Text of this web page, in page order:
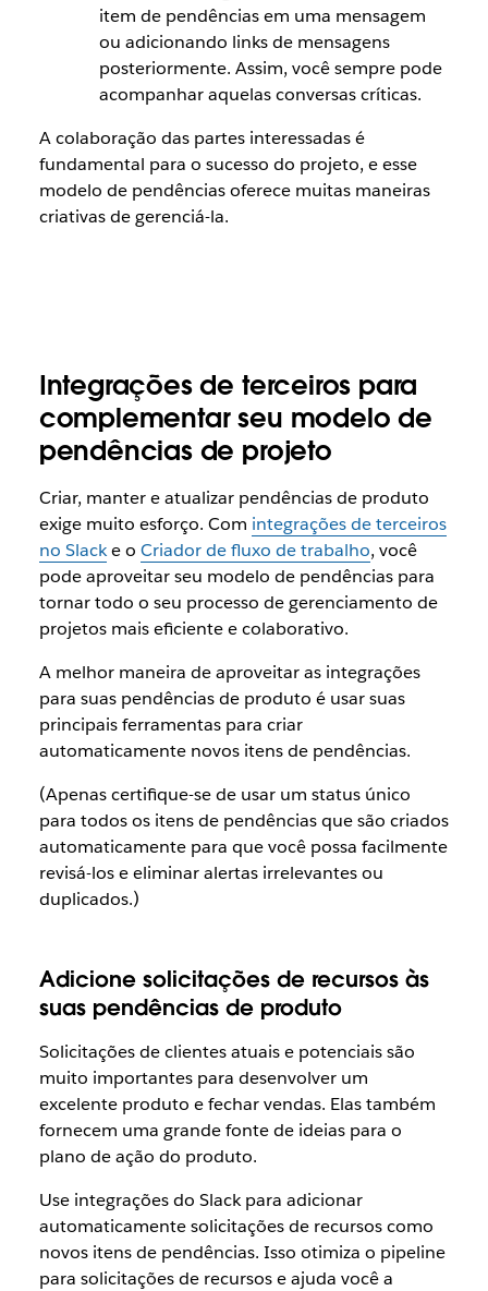
item de pendências em uma mensagem
ou adicionando links de mensagens
posteriormente. Assim, você sempre pode
acompanhar aquelas conversas críticas.
A colaboração das partes interessadas é
fundamental para o sucesso do projeto, e esse
modelo de pendências oferece muitas maneiras
criativas de gerenciá-la.
Integrações de terceiros para
complementar seu modelo de
pendências de projeto
Criar, manter e atualizar pendências de produto
exige muito esforço. Com integrações de terceiros
no Slacke o Criador de fluxo de trabalho, você
pode aproveitar seu modelo de pendências para
tornar todo o seu processo de gerenciamento de
projetos mais eficiente e colaborativo.
A melhor maneira de aproveitar as integrações
para suas pendências de produto é usar suas
principais ferramentas para criar
automaticamente novos itens de pendências.
(Apenas certifique-se de usar um status único
para todos os itens de pendências que são criados
automaticamente para que você possa facilmente
revisá-los e eliminar alertas irrelevantes ou
duplicados.)
Adicione solicitações de recursos às
suas pendências de produto
Solicitações de clientes atuais e potenciais são
muito importantes para desenvolver um
excelente produto e fechar vendas. Elas também
fornecem uma grande fonte de ideias para o
plano de ação do produto.
Use integrações do Slack para adicionar
automaticamente solicitações de recursos como
novos itens de pendências. Isso otimiza o pipeline
para solicitações de recursos e ajuda você a